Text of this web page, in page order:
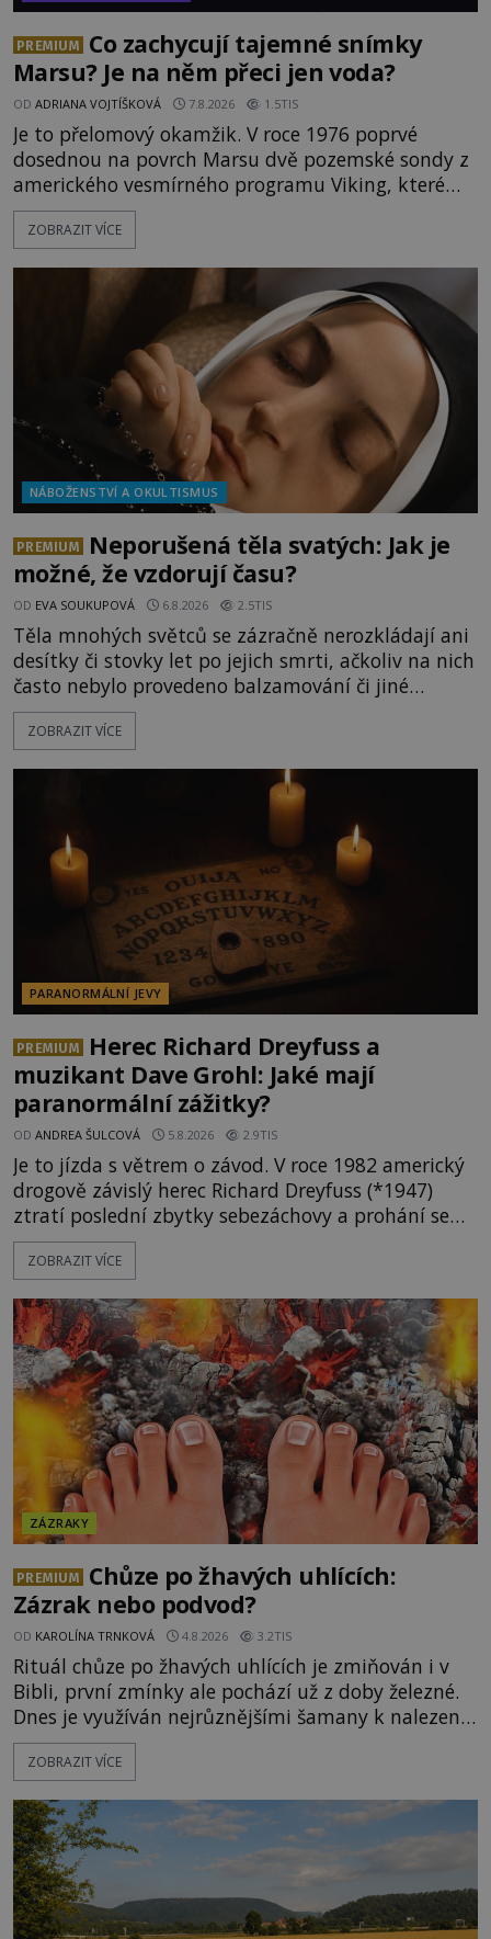
PREMIUM
Co zachycují tajemné snímky
Marsu? Je na něm přeci jen voda?
OD ADRIANA VOJTÍŠKOVÁ 7.8.2026 1.5TIS
Je to přelomový okamžik. V roce 1976 poprvé
dosednou na povrch Marsu dvě pozemské sondy z
amerického vesmírného programu Viking, které
jsou schopny pořídit fotografie záhadami
opředené rudé planety. Viking 1 zde zaznamená
zvané Cydonie totiž zachytí podivný útvar
připomínající lidskou tvář. NASA (Národní úřad
ZOBRAZIT VÍCE
NÁBOŽENSTVÍ A OKULTISMUS
PREMIUM
Neporušená těla svatých: Jak je
možné, že vzdorují času?
OD EVA SOUKUPOVÁ 6.8.2026 2.5TIS
Těla mnohých světců se zázračně nerozkládají ani
desítky či stovky let po jejich smrti, ačkoliv na nich
často nebylo provedeno balzamování či jiné
pokusy o konzervaci. Neporušené ostatky bývají
považovány za důkaz svatosti zemřelých. Jaké
ZOBRAZIT VÍCE
PARANORMÁLNÍ JEVY
PREMIUM
Herec Richard Dreyfuss a
muzikant Dave Grohl: Jaké mají
paranormální zážitky?
OD ANDREA ŠULCOVÁ 5.8.2026 2.9TIS
Je to jízda s větrem o závod. V roce 1982 americký
drogově závislý herec Richard Dreyfuss (*1947)
ztratí poslední zbytky sebezáchovy a prohání se
po silnicích ve svém mercedesu jako utržený ze
řetězu. Vše vyvrcholí katastrofou, když to Dreyfuss
následně nalezne schovaný kokain. Tímto
momentem se slavnému
ZOBRAZIT VÍCE
ZÁZRAKY
PREMIUM
Chůze po žhavých uhlících:
Zázrak nebo podvod?
OD KAROLÍNA TRNKOVÁ 4.8.2026 3.2TIS
Rituál chůze po žhavých uhlících je zmiňován i v
Bibli, první zmínky ale pochází už z doby železné.
Dnes je využíván nejrůznějšími šamany k nalezení
spirituální síly či vnitřního klidu. Jak funguje a proč
si při něm člověk nepopálí nohy, což bylo
nadpřirozeného? Histori
ZOBRAZIT VÍCE